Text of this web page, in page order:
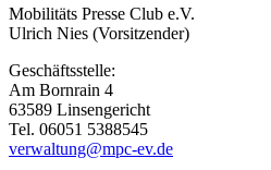
Mobilitäts Presse Club e.V.
Ulrich Nies (Vorsitzender)
Geschäftsstelle:
Am Bornrain 4
63589 Linsengericht
Tel. 06051 5388545
verwaltung@mpc-ev.de